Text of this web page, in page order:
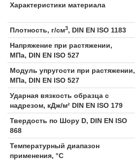
Характеристики материала
Плотность, г/см3, DIN EN ISO 1183
Напряжение при растяжении,
МПа, DIN EN ISO 527
Модуль упругости при растяжении,
МПа, DIN EN ISO 527
Ударная вязкость образца с
надрезом, кДж/м² DIN EN ISO 179
Твердость по Шору D, DIN EN ISO
868
Температурный диапазон
применения, °С